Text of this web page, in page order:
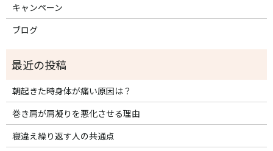
キャンペーン
ブログ
朝起きた時身体が痛い原因は？
巻き肩が肩凝りを悪化させる理由
寝違え繰り返す人の共通点